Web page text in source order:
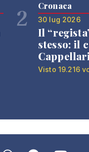
2 Cronaca
30 lug 2026
Il
stesso: il
Visto 19.216